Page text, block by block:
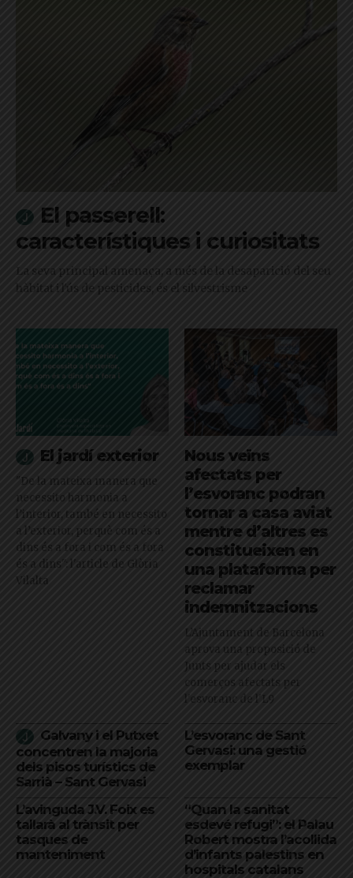
El passerell:
característiques i curiositats
La seva principal amenaça, a més de la desaparició del seu
hàbitat i l'ús de pesticides, és el silvestrisme
El jardí exterior
"De la mateixa manera que
necessito harmonia a
l’interior, també en necessito
a l’exterior, perquè com és a
dins és a fora i com és a fora
és a dins": l'article de Glòria
Vilalta
Nous veïns
afectats per
l’esvoranc podran
tornar a casa aviat
mentre d’altres es
constitueixen en
una plataforma per
reclamar
indemnitzacions
L’Ajuntament de Barcelona
aprova una proposició de
Junts per ajudar els
comerços afectats per
l'esvoranc de l'L9
Galvany i el Putxet
concentren la majoria
dels pisos turístics de
Sarrià – Sant Gervasi
L’esvoranc de Sant
Gervasi: una gestió
exemplar
L’avinguda J.V. Foix es
tallarà al trànsit per
tasques de
manteniment
“Quan la sanitat
esdevé refugi”: el Palau
Robert mostra l’acollida
d’infants palestins en
hospitals catalans